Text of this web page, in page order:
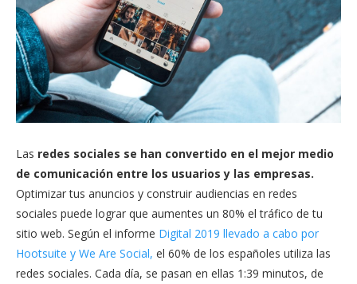
Las redes sociales se han convertido en el mejor medio
de comunicación entre los usuarios y las empresas.
Optimizar tus anuncios y construir audiencias en redes
sociales puede lograr que aumentes un 80% el tráfico de tu
sitio web. Según el informe Digital 2019 llevado a cabo por
Hootsuite y We Are Social, el 60% de los españoles utiliza las
redes sociales. Cada día, se pasan en ellas 1:39 minutos, de